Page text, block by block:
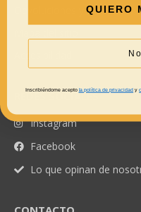
Devoluciones y reembolsos
REDES SOCIALES
Instagram
Facebook
Lo que opinan de
QUIERO
Inscribiéndome acepto la política de privacidad y